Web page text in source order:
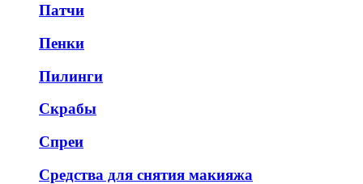
Патчи
Пенки
Пилинги
Скрабы
Спреи
Средства для снятия макияжа